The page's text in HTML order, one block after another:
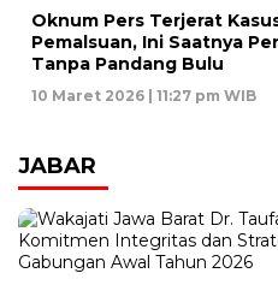
Oknum Pers Terjerat
Pemalsuan, Ini Saatnya
Tanpa Pandang Bulu
10 Maret 2026 | 11:27 pm WIB
JABAR